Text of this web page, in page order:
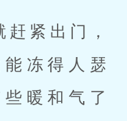
紧出门，
冻得人瑟
暖和气了